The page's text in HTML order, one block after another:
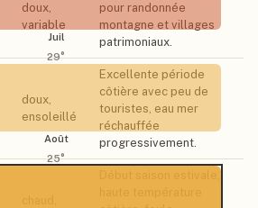
Juil
29°
Août
25°
doux,
variable
pour randonnée
montagne et villages
patrimoniaux.
doux,
ensoleillé
Excellente période
côtière avec peu de
touristes, eau mer
réchauffée
progressivement.